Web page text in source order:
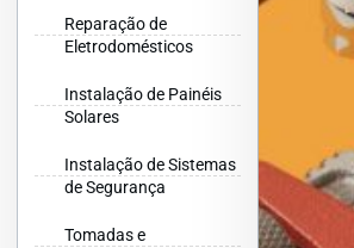
Reparação de
Eletrodomésticos
Instalação de Painéis
Solares
Instalação de Sistemas
de Segurança
Tomadas e